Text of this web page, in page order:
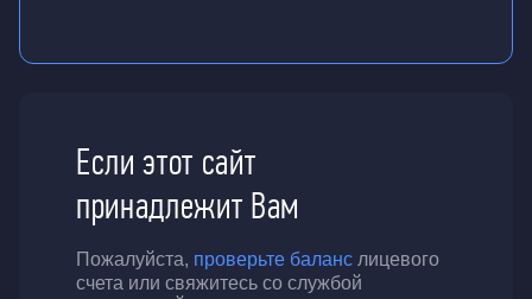
Если этот сайт
принадлежит Вам
Пожалуйста, проверьте баланс лицевого
счета или свяжитесь со службой